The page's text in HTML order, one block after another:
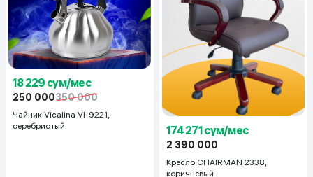
18 229 сум/мес
250 000350 000
Чайник Vicalina Vl-9221,
серебристый
174 271 сум/мес
2 390 000
Кресло CHAIRMAN 2338,
коричневый